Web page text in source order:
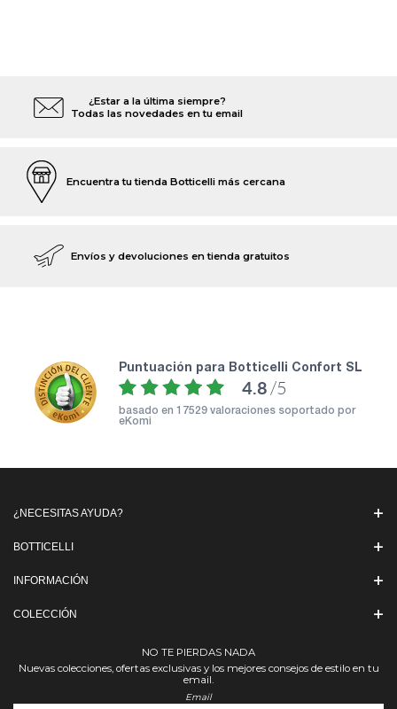
¿Estar a la última siempre?
Todas las novedades en tu email
Encuentra tu tienda Botticelli más cercana
Envíos y devoluciones en tienda gratuitos
puntuación para Botticelli Confort SL
4.8 /5
basado en 17529 valoraciones soportado por
eKomi
¿NECESITAS AYUDA?
BOTTICELLI
INFORMACIÓN
COLECCIÓN
NO TE PIERDAS NADA
Nuevas colecciones, ofertas exclusivas y los mejores consejos de estilo en tu
email.
Email